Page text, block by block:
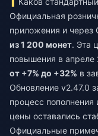
Официальная
приложения и через
из 1 200 монет. Эта
повышения в апреле
от +7% до +32% в
Обновление v2.47.0
процесс пополнения
цены оставались
Официальные